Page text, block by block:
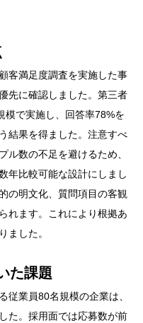
客満足度調査を実施した事
先に確認しました。第三者
模で実施し、回答率78%を
結果を得ました。注意すべ
ル数の不足を避けるため、
年比較可能な設計にしまし
の明文化、質問項目の客観
れます。これにより根拠あ
ました。
た課題
従業員80名規模の企業は、
た。採用面では応募数が前